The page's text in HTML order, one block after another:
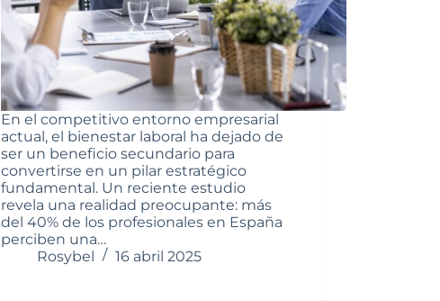
En el competitivo entorno empresarial
actual, el bienestar laboral ha dejado de
ser un beneficio secundario para
convertirse en un pilar estratégico
fundamental. Un reciente estudio
revela una realidad preocupante: más
del 40% de los profesionales en España
perciben una…
Rosybel
16 abril 2025